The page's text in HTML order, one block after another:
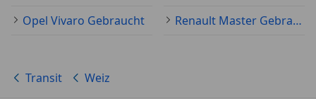
Opel Vivaro Gebraucht
Renault Master Gebraucht
Transit Weiz